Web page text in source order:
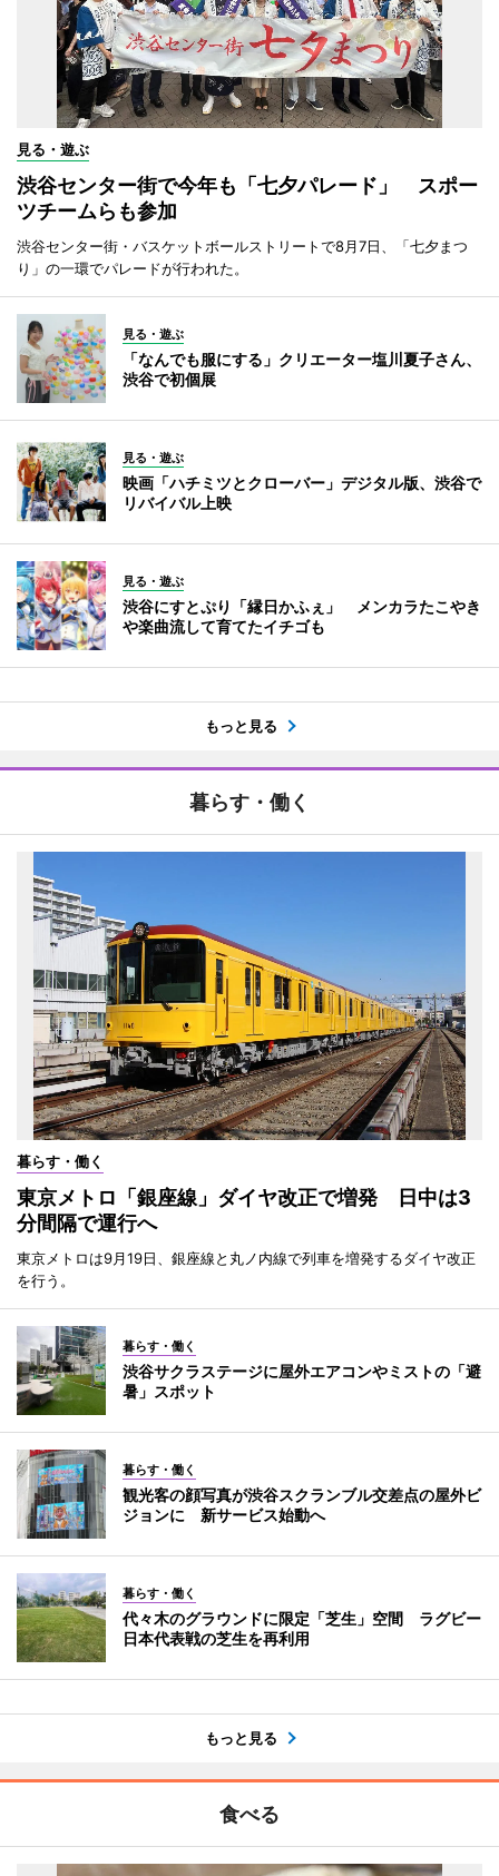
見る・遊ぶ
渋谷センター街で今年も「七夕パレード」 スポー
ツチームらも参加
渋谷センター街・バスケットボールストリートで8月7日、「七夕まつ
り」の一環でパレードが行われた。
見る・遊ぶ
「なんでも服にする」クリエーター塩川夏子さん、
渋谷で初個展
見る・遊ぶ
映画「ハチミツとクローバー」デジタル版、渋谷で
リバイバル上映
見る・遊ぶ
渋谷にすとぷり「縁日かふぇ」 メンカラたこやき
や楽曲流して育てたイチゴも
もっと見る
暮らす・働く
暮らす・働く
東京メトロ「銀座線」ダイヤ改正で増発 日中は3
分間隔で運行へ
東京メトロは9月19日、銀座線と丸ノ内線で列車を増発するダイヤ改正
を行う。
暮らす・働く
渋谷サクラステージに屋外エアコンやミストの「避
暑」スポット
暮らす・働く
観光客の顔写真が渋谷スクランブル交差点の屋外ビ
ジョンに 新サービス始動へ
暮らす・働く
代々木のグラウンドに限定「芝生」空間 ラグビー
日本代表戦の芝生を再利用
もっと見る
食べる